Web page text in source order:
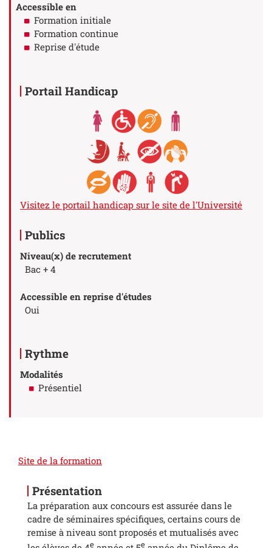
Accessible en
Formation initiale
Formation continue
Reprise d'étude
Portail Handicap
Visitez le portail handicap sur le site de l'Université
Publics
Niveau(x) de recrutement
Bac + 4
Accessible en reprise d'études
Oui
Rythme
Modalités
Présentiel
Site de la formation
Présentation
La préparation aux concours est assurée dans le
cadre de séminaires spécifiques, certains cours de
remise à niveau sont proposés et mutualisés avec
e e